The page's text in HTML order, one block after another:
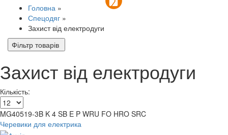
Головна »
Спецодяг »
Захист від електродуги
Фільтр товарів
Захист від електродуги
Кількість:
MG40519-3B K 4 SB E P WRU FO HRO SRC
Черевики для електрика